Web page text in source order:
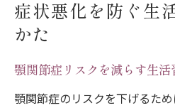
症状悪化を防ぐ生
かた
顎関節症リスクを減らす生
顎関節症のリスクを下げるた